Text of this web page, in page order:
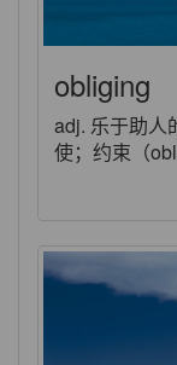
obliging
adj. 乐于助人
使；约束（